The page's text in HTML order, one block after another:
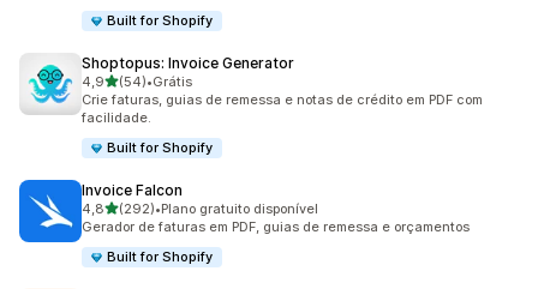
Built for Shopify
Shoptopus: Invoice Generator
4,9de 5 estrelas
(54)
54 avaliações ao todo
•Grátis
Crie faturas, guias de remessa e notas de crédito em PDF com
facilidade.
Built for Shopify
Invoice Falcon
4,8de 5 estrelas
(292)
292 avaliações ao todo
•Plano gratuito disponível
Gerador de faturas em PDF, guias de remessa e orçamentos
Built for Shopify